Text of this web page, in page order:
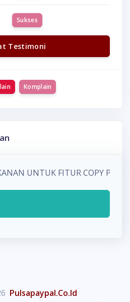
Sukses
Testimoni
Komplain
UNTUK FITUR COPY
Pulsapaypal.Co.Id